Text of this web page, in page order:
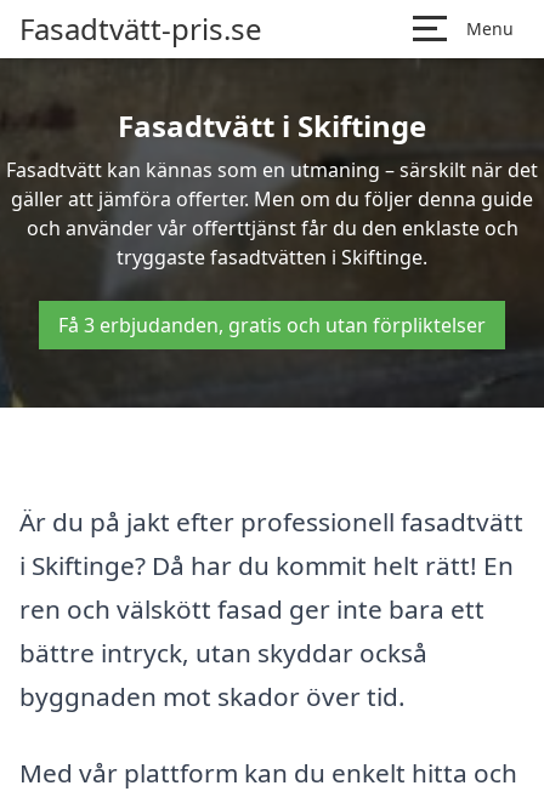
Fasadtvätt-pris.se Menu
Fasadtvätt i Skiftinge
Fasadtvätt kan kännas som en utmaning – särskilt när det
gäller att jämföra offerter. Men om du följer denna guide
och använder vår offerttjänst får du den enklaste och
tryggaste fasadtvätten i Skiftinge.
Få 3 erbjudanden, gratis och utan förpliktelser
Är du på jakt efter professionell fasadtvätt
i Skiftinge? Då har du kommit helt rätt! En
ren och välskött fasad ger inte bara ett
bättre intryck, utan skyddar också
byggnaden mot skador över tid.
Med vår plattform kan du enkelt hitta och